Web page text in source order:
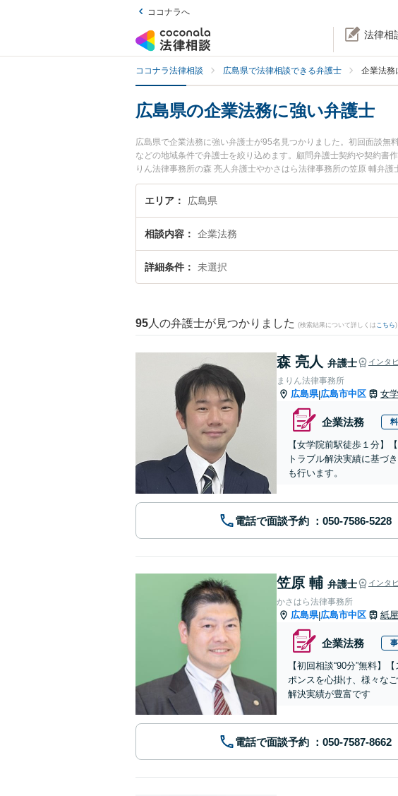
ココナラへ
法律相
ココナラ法律相談 広島県で法律相談できる弁護士 企業法務
広島県の企業法務に強い弁護士
広島県で企業法務に強い弁護士が95名見つかりました。初回面談
などの地域条件で弁護士を絞り込めます。顧問弁護士契約や契約書
りん法律事務所の森 亮人弁護士やかさはら法律事務所の笠原 輔弁
が注目されています。『広島県で土日や夜間に発生した企業法務の
『初回相談無料で企業法務を法律相談できる広島県内の弁護士に相
エリア 広島県
相談内容 企業法務
詳細条件 未選択
95 人の弁護士が見つかりました (検索結果について詳しくは こちら)
森 亮人 弁護士 インタ
まりん法律事務所
広島県|広島市中区 女
企業法務
【女学院前駅徒歩１分】
トラブル解決実績に基づ
も行います。
電話で面談予約
笠原 輔 弁護士 インタ
かさはら法律事務所
広島県|広島市中区 紙
企業法務
【初回相談“90分”無料】
ポンスを心掛け、様々な
解決実績が豊富です
電話で面談予約